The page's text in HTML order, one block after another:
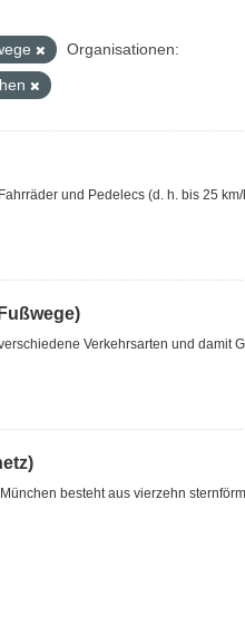
Organisationen:
und Pedelecs (d. h. bis 25
Verkehrsarten und damit
besteht aus vierzehn